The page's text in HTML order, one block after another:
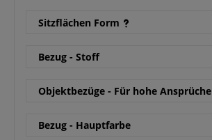
Sitzflächen Form
Bezug - Stoff
Objektbezüge - Für hohe Ansprüche
Bezug - Hauptfarbe